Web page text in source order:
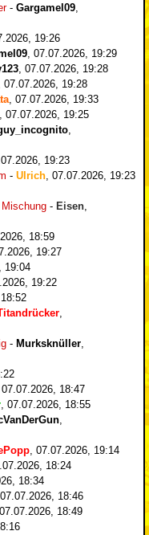
- Gargamel09,
19:26
, 07.07.2026, 19:29
, 07.07.2026, 19:28
07.07.2026, 19:28
, 07.07.2026, 19:33
, 07.07.2026, 19:25
,
19:23
- Ulrich, 07.07.2026, 19:23
- Eisen,
18:59
19:27
19:04
19:22
,
- Murksknüller,
07.07.2026, 18:47
, 07.07.2026, 18:55
,
, 07.07.2026, 19:14
18:24
18:34
07.07.2026, 18:46
07.07.2026, 18:49